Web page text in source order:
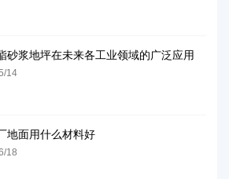
砂浆地坪在未来各工业领域的广泛应用
14
地面用什么材料好
18